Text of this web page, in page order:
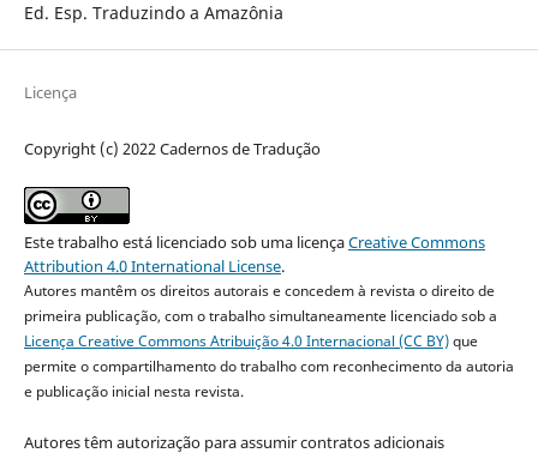
Ed. Esp. Traduzindo a Amazônia
Licença
Copyright (c) 2022 Cadernos de Tradução
Este trabalho está licenciado sob uma licençaCreative Commons
Attribution 4.0 International License.
Autores mantêm os direitos autorais e concedem à revista o direito de
primeira publicação, com o trabalho simultaneamente licenciado sob a
Licença Creative Commons Atribuição 4.0 Internacional (CC BY)que
permite o compartilhamento do trabalho com reconhecimento da autoria
e publicação inicial nesta revista.
Autores têm autorização para assumir contratos adicionais